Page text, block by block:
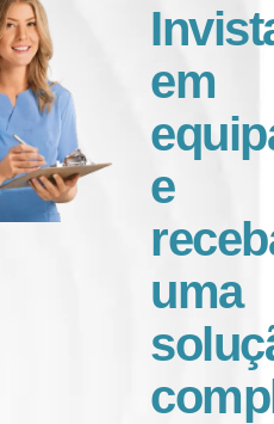
em
e
uma